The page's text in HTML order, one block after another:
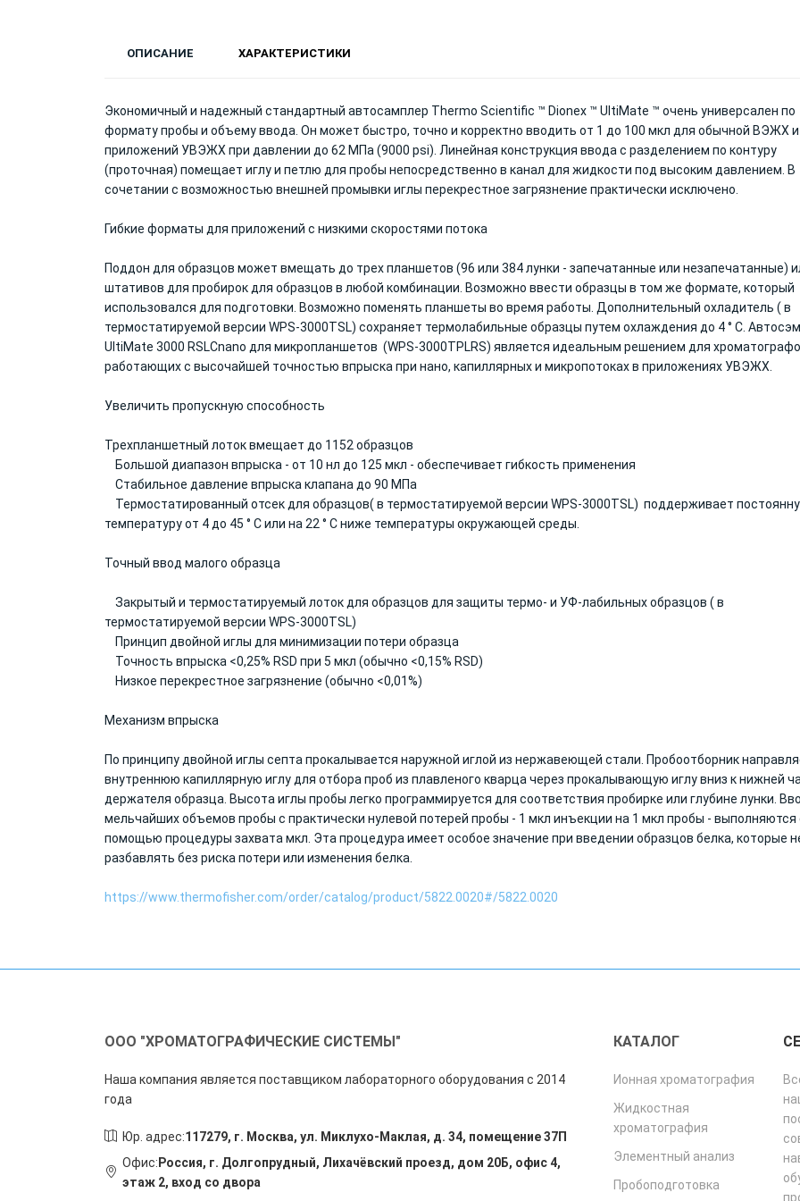
ОПИСАНИЕ ХАРАКТЕРИСТИКИ
Экономичный и надежный стандартный автосамплер Thermo Scientific ™ Dionex ™ UltiMate ™ очень универсален по
формату пробы и объему ввода. Он может быстро, точно и корректно вводить от 1 до 100 мкл для обычной ВЭЖХ
приложений УВЭЖХ при давлении до 62 МПа (9000 psi). Линейная конструкция ввода с разделением по контуру
(проточная) помещает иглу и петлю для пробы непосредственно в канал для жидкости под высоким давлением. В
сочетании с возможностью внешней промывки иглы перекрестное загрязнение практически исключено.
Гибкие форматы для приложений с низкими скоростями потока
Поддон для образцов может вмещать до трех планшетов (96 или 384 лунки - запечатанные или незапечатанные)
штативов для пробирок для образцов в любой комбинации. Возможно ввести образцы в том же формате, который
использовался для подготовки. Возможно поменять планшеты во время работы. Дополнительный охладитель ( в
термостатируемой версии WPS-3000TSL) сохраняет термолабильные образцы путем охлаждения до 4 ° C.
UltiMate 3000 RSLCnano для микропланшетов (WPS-3000TPLRS) является идеальным решением для
работающих с высочайшей точностью впрыска при нано, капиллярных и микропотоках в приложениях УВЭЖХ.
Увеличить пропускную способность
Трехпланшетный лоток вмещает до 1152 образцов
Большой диапазон впрыска - от 10 нл до 125 мкл - обеспечивает гибкость применения
Стабильное давление впрыска клапана до 90 МПа
Термостатированный отсек для образцов( в термостатируемой версии WPS-3000TSL) поддерживает
температуру от 4 до 45 ° C или на 22 ° C ниже температуры окружающей среды.
Точный ввод малого образца
Закрытый и термостатируемый лоток для образцов для защиты термо- и УФ-лабильных образцов ( в
термостатируемой версии WPS-3000TSL)
Принцип двойной иглы для минимизации потери образца
Точность впрыска <0,25% RSD при 5 мкл (обычно <0,15% RSD)
Низкое перекрестное загрязнение (обычно <0,01%)
Механизм впрыска
По принципу двойной иглы септа прокалывается наружной иглой из нержавеющей стали. Пробоотборник
внутреннюю капиллярную иглу для отбора проб из плавленого кварца через прокалывающую иглу вниз к нижней
держателя образца. Высота иглы пробы легко программируется для соответствия пробирке или глубине лунки.
мельчайших объемов пробы с практически нулевой потерей пробы - 1 мкл инъекции на 1 мкл пробы - выполняются
помощью процедуры захвата мкл. Эта процедура имеет особое значение при введении образцов белка, которые
разбавлять без риска потери или изменения белка.
https://www.thermofisher.com/order/catalog/product/5822.0020#/5822.0020
ООО "ХРОМАТОГРАФИЧЕСКИЕ СИСТЕМЫ"
Наша компания является поставщиком лабораторного оборудования с 2014
года
Юр. адрес:117279, г. Москва, ул. Миклухо-Маклая, д. 34, помещение 37П
Офис: Россия, г. Долгопрудный, Лихачёвский проезд, дом 20Б, офис 4,
этаж 2, вход со двора
КАТАЛОГ
Ионная хроматография
Жидкостная
хроматография
Элементный анализ
Пробоподготовка